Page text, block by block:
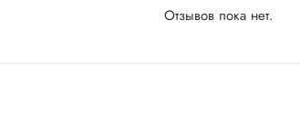
Отзывов пока нет.